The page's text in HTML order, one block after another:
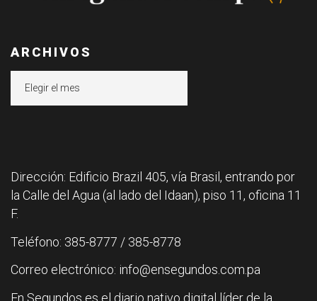
ARCHIVOS
Dirección: Edificio Brazil 405, vía Brasil, entrando por
la Calle del Agua (al lado del Idaan), piso 11, oficina 11
F.
Teléfono: 385-8777 / 385-8778
Correo electrónico: info@ensegundos.com.pa
En Segundos es el diario nativo digital líder de la